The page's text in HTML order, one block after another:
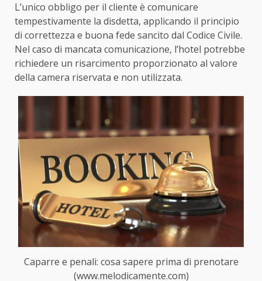
L’unico obbligo per il cliente è comunicare
tempestivamente la disdetta, applicando il principio
di correttezza e buona fede sancito dal Codice Civile.
Nel caso di mancata comunicazione, l’hotel potrebbe
richiedere un risarcimento proporzionato al valore
della camera riservata e non utilizzata.
Caparre e penali: cosa sapere prima di prenotare
(www.melodicamente.com)